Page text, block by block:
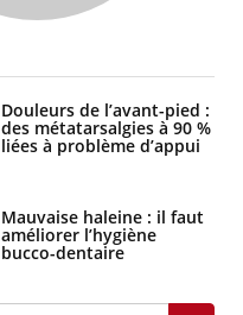
Douleurs de l’avant-pied :
des métatarsalgies à 90 %
liées à problème d’appui
Mauvaise haleine : il faut
améliorer l’hygiène
bucco-dentaire